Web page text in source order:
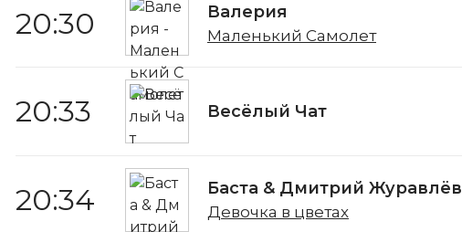
20:30 Валерия
Маленький Самолет
20:33 Весёлый Чат
20:34 Баста & Дмитрий Журавлёв
Девочка в цветах